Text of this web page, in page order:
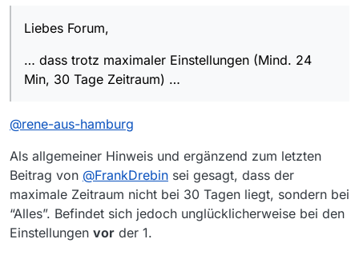
René
Liebes Forum,
… dass trotz maximaler Einstellungen (Mind. 24
Min, 30 Tage Zeitraum) …
@rene-aus-hamburg
Als allgemeiner Hinweis und ergänzend zum letzten
Beitrag von @FrankDrebin sei gesagt, dass der
maximale Zeitraum nicht bei 30 Tagen liegt, sondern bei
“Alles”. Befindet sich jedoch unglücklicherweise bei den
Einstellungen vor der 1.